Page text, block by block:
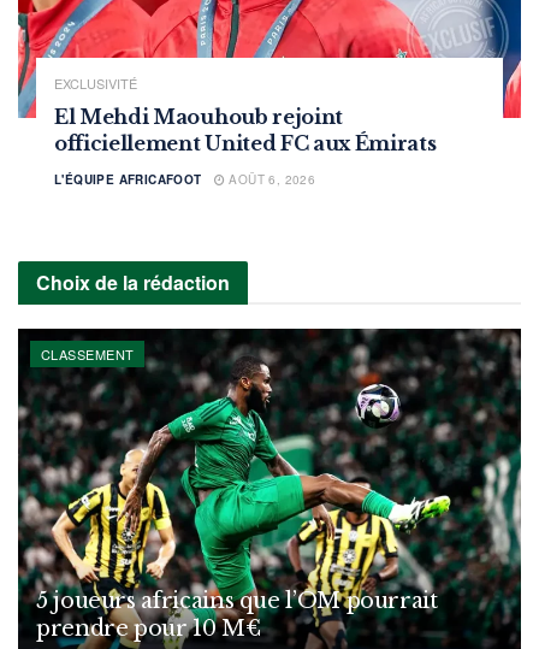
EXCLUSIVITÉ
El Mehdi Maouhoub rejoint
officiellement United FC aux Émirats
L'ÉQUIPE AFRICAFOOT AOÛT 6, 2026
Choix de la rédaction
CLASSEMENT
5 joueurs africains que l’OM pourrait
prendre pour 10 M€